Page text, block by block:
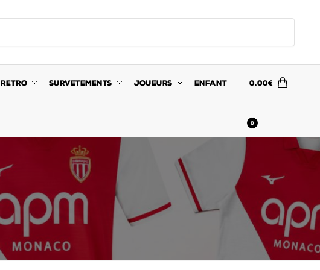
RETRO SURVETEMENTS JOUEURS ENFANT 0.00€
0